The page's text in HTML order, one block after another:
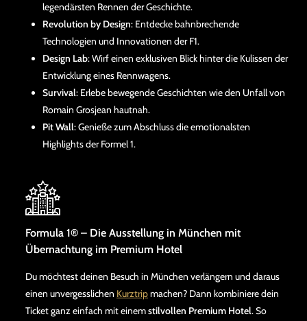
legendärsten Rennen der Geschichte.
Revolution by Design: Entdecke bahnbrechende
Technologien und Innovationen der F1.
Design Lab: Wirf einen exklusiven Blick hinter die Kulissen der
Entwicklung eines Rennwagens.
Survival: Erlebe bewegende Geschichten wie den Unfall von
Romain Grosjean hautnah.
Pit Wall: Genieße zum Abschluss die emotionalsten
Highlights der Formel 1.
Formula 1® – Die Ausstellung in München mit
Übernachtung im Premium Hotel
Du möchtest deinen Besuch in München verlängern und daraus
einen unvergesslichen Kurztripmachen? Dann kombiniere dein
Ticket ganz einfach mit einemstilvollen Premium Hotel. So